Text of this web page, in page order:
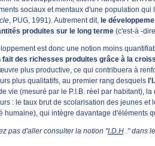
sociaux et mentaux d'une population
, PUG, 1991). Autrement dit,
le
produites sur le long terme(c'est-à -
est donc une notion moins
fait des richesses produites grâce à la
plus productive, ce qui contribuera à
plus qualitatifs, au premier rang desquels
vie (mesuré par le P.I.B. réel par habitant),
: le taux brut de scolarisation des jeunes
humaine), qui intègre davantage d'éléments
pas d'aller consulter la notion "I.D.H." dans